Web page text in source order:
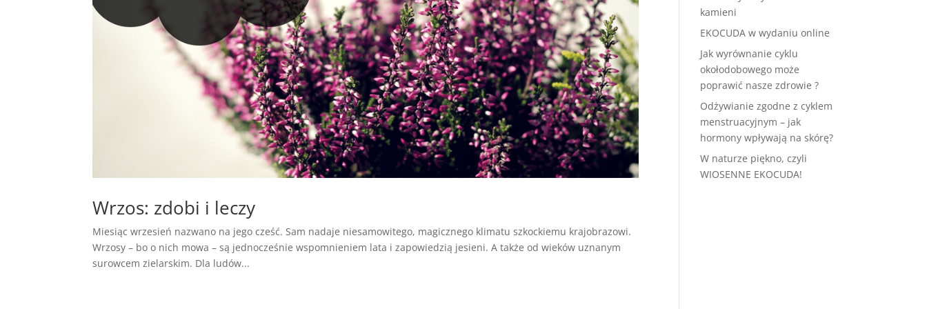
Wrzos: zdobi i leczy
Miesiąc wrzesień nazwano na jego cześć. Sam nadaje niesamowitego, magicznego klimatu szkockiemu krajobrazowi.
Wrzosy – bo o nich mowa – są jednocześnie wspomnieniem lata i zapowiedzią jesieni. A także od wieków uznanym
surowcem zielarskim. Dla ludów...
kamieni
EKOCUDA w wydaniu online
Jak wyrównanie cyklu
okołodobowego może
poprawić nasze zdrowie ?
Odżywianie zgodne z cyklem
menstruacyjnym – jak
hormony wpływają na skórę?
W naturze piękno, czyli
WIOSENNE EKOCUDA!